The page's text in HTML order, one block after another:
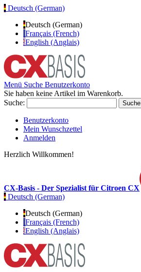
Deutsch (German)
Deutsch (German)
Français (French)
English (Anglais)
Menü Suche Benutzerkonto
Sie haben keine Artikel im Warenkorb.
Suche:
Suche
Benutzerkonto
Mein Wunschzettel
Anmelden
Herzlich Willkommen!
CX-Basis - Der Spezialist für Citroen CX
Deutsch (German)
Deutsch (German)
Français (French)
English (Anglais)